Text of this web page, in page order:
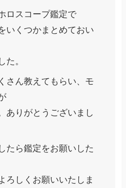
ロスコープ鑑定で
いくつかまとめておい
た。
さん教えてもらい、モ
ありがとうございまし
たら鑑定をお願いした
ろしくお願いいたしま